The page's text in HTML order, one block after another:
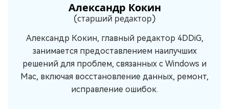
Александр Кокин
(старший редактор)
Александр Кокин, главный редактор 4DDiG,
занимается предоставлением наилучших
решений для проблем, связанных с Windows и
Mac, включая восстановление данных, ремонт,
исправление ошибок.